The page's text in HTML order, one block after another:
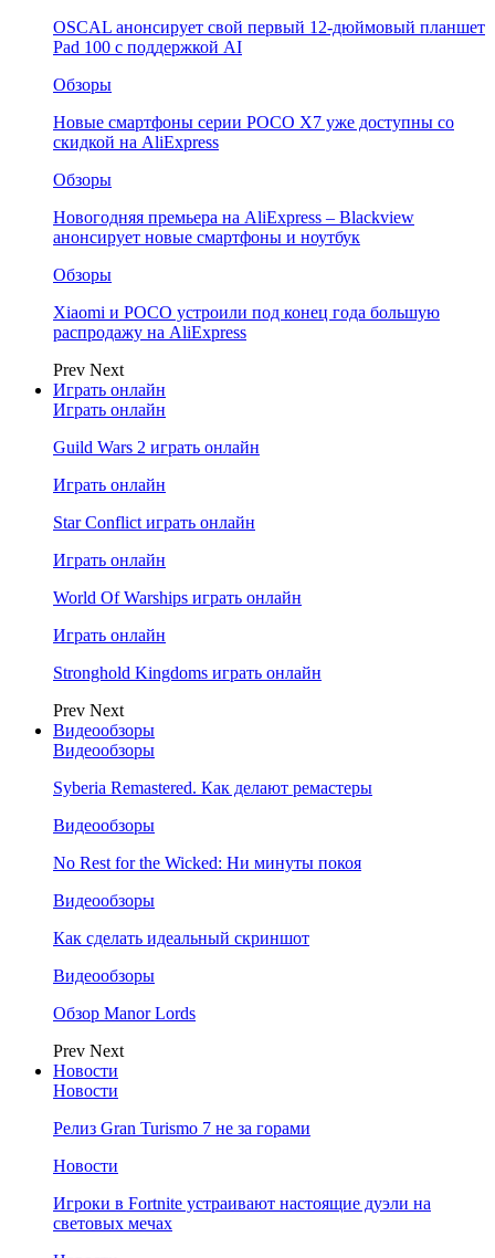
OSCAL анонсирует свой первый 12-дюймовый планшет
Pad 100 с поддержкой AI
Обзоры
Новые смартфоны серии POCO X7 уже доступны со
скидкой на AliExpress
Обзоры
Новогодняя премьера на AliExpress – Blackview
анонсирует новые смартфоны и ноутбук
Обзоры
Xiaomi и POCO устроили под конец года большую
распродажу на AliExpress
Prev Next
Играть онлайн
Играть онлайн
Guild Wars 2 играть онлайн
Играть онлайн
Star Conflict играть онлайн
Играть онлайн
World Of Warships играть онлайн
Играть онлайн
Stronghold Kingdoms играть онлайн
Prev Next
Видеообзоры
Видеообзоры
Syberia Remastered. Как делают ремастеры
Видеообзоры
No Rest for the Wicked: Ни минуты покоя
Видеообзоры
Как сделать идеальный скриншот
Видеообзоры
Обзор Manor Lords
Prev Next
Новости
Новости
Релиз Gran Turismo 7 не за горами
Новости
Игроки в Fortnite устраивают настоящие дуэли на
световых мечах